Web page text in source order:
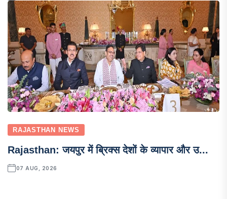
RAJASTHAN NEWS
Rajasthan: जयपुर में ब्रिक्स देशों के व्यापार और उ...
07 AUG, 2026